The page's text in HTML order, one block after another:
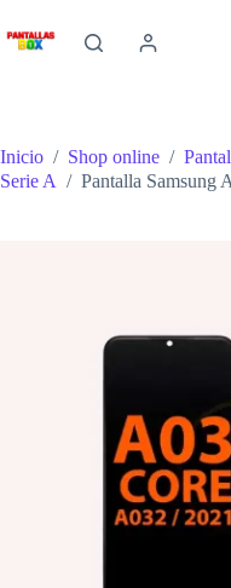
al
contenido
Inicio / Shop online /
Serie A / Pantalla Samsung